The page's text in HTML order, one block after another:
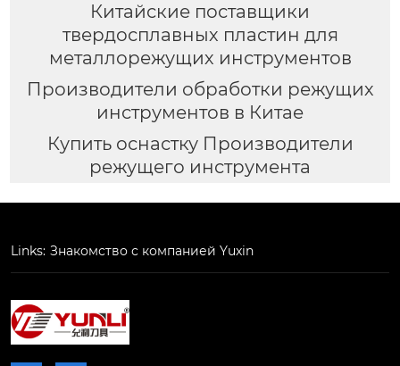
Китайские поставщики
твердосплавных пластин для
металлорежущих инструментов
Производители обработки режущих
инструментов в Китае
Купить оснастку Производители
режущего инструмента
Links: Знакомство с компанией Yuxin